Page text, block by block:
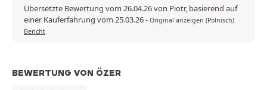
Übersetzte Bewertung vom 26.04.26 von Piotr, basierend auf
einer Kauferfahrung vom 25.03.26- Original anzeigen (Polnisch)
Bericht
BEWERTUNG VON ÖZER